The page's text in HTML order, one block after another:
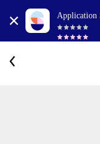
Application